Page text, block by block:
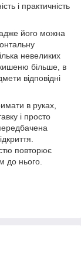
і практичність
його можна
невеликих
кишеню більше, в
відповідні
в руках,
і просто
повторює
до нього.